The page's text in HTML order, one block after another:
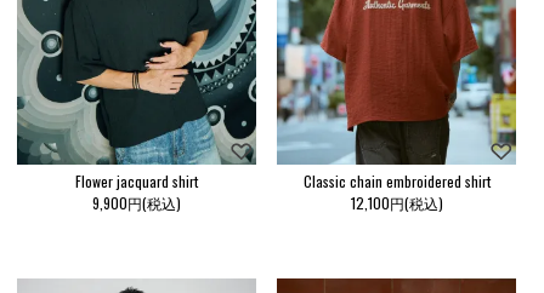
Flower jacquard shirt
9,900円(税込)
Classic chain embroidered shirt
12,100円(税込)